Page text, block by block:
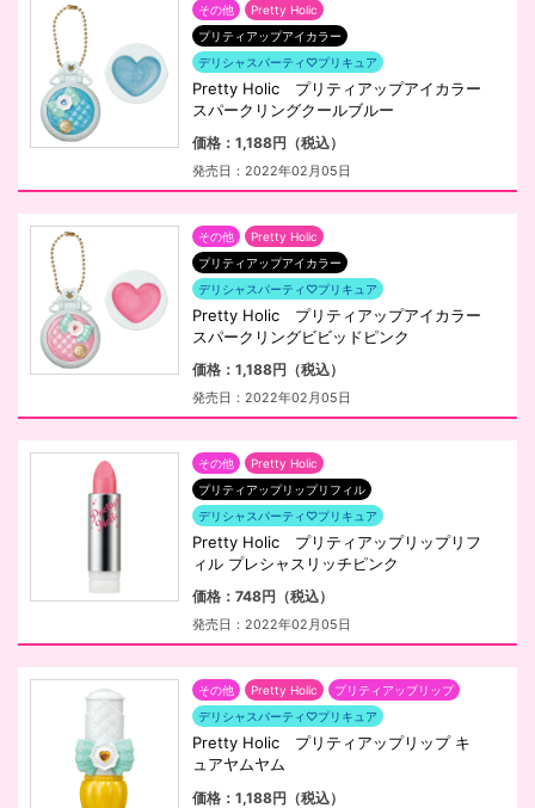
その他
Pretty Holic
プリティアップアイカラー
デリシャスパーティ♡プリキュア
Pretty Holic プリティアップアイカラー
スパークリングクールブルー
価格：1,188円（税込）
発売日：2022年02月05日
その他
Pretty Holic
プリティアップアイカラー
デリシャスパーティ♡プリキュア
Pretty Holic プリティアップアイカラー
スパークリングビビッドピンク
価格：1,188円（税込）
発売日：2022年02月05日
その他
Pretty Holic
プリティアップリップリフィル
デリシャスパーティ♡プリキュア
Pretty Holic プリティアップリップリフ
ィル プレシャスリッチピンク
価格：748円（税込）
発売日：2022年02月05日
その他 Pretty Holic
プリティアップリップ
デリシャスパーティ♡プリキュア
Pretty Holic プリティアップリップ キ
ュアヤムヤム
価格：1,188円（税込）